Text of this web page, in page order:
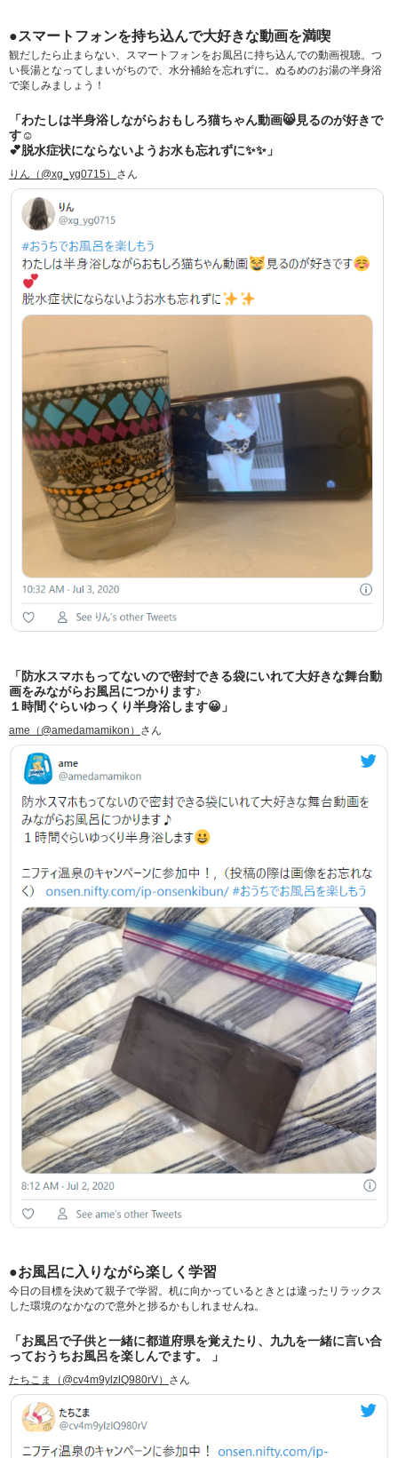
●スマートフォンを持ち込んで大好きな動画を満喫
観だしたら止まらない、スマートフォンをお風呂に持ち込んでの動画視聴。つ
い長湯となってしまいがちので、水分補給を忘れずに。ぬるめのお湯の半身浴
で楽しみましょう！
「わたしは半身浴しながらおもしろ猫ちゃん動画😸見るのが好きで
す☺️
💕脱水症状にならないようお水も忘れずに✨✨」
りん（@xg_yg0715） さん
「防水スマホもってないので密封できる袋にいれて大好きな舞台動
画をみながらお風呂につかります♪
１時間ぐらいゆっくり半身浴します😀」
ame（@amedamamikon） さん
●お風呂に入りながら楽しく学習
今日の目標を決めて親子で学習。机に向かっているときとは違ったリラックス
した環境のなかなので意外と捗るかもしれませんね。
「お風呂で子供と一緒に都道府県を覚えたり、九九を一緒に言い合
っておうちお風呂を楽しんでます。 」
たちこま（@cv4m9ylzlQ980rV） さん